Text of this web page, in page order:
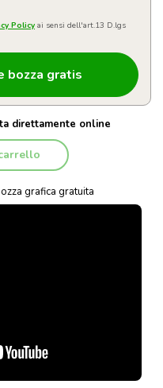
Policy ai sensi dell'art.13 D.lgs
direttamente online
grafica gratuita